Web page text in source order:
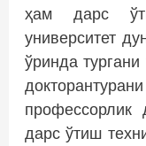
ҳам дарс
университет
ўринда
профессорлик
дарс ўтиш